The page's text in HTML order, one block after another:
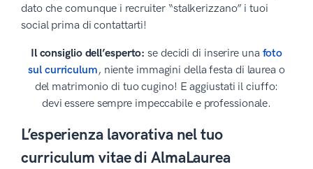
dato che comunque i recruiter “stalkerizzano” i tuoi
social prima di contattarti!
Il consiglio dell’esperto: se decidi di inserire una foto
sul curriculum, niente immagini della festa di laurea o
del matrimonio di tuo cugino! E aggiustati il ciuffo:
devi essere sempre impeccabile e professionale.
L’esperienza lavorativa nel tuo
curriculum vitae di AlmaLaurea